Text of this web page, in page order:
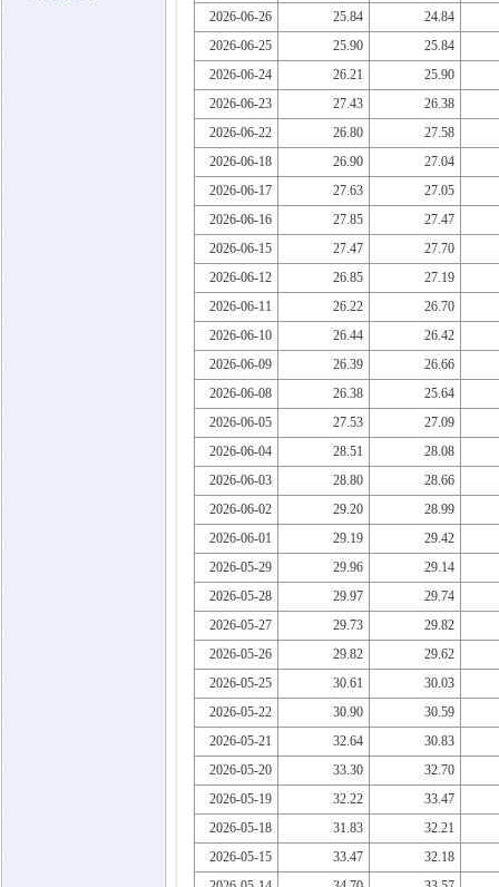
2026-06-26
25.84
24.84
2026-06-25
25.90
25.84
2026-06-24
26.21
25.90
2026-06-23
27.43
26.38
2026-06-22
26.80
27.58
2026-06-18
26.90
27.04
2026-06-17
27.63
27.05
2026-06-16
27.85
27.47
2026-06-15
27.47
27.70
2026-06-12
26.85
27.19
2026-06-11
26.22
26.70
2026-06-10
26.44
26.42
2026-06-09
26.39
26.66
2026-06-08
26.38
25.64
2026-06-05
27.53
27.09
2026-06-04
28.51
28.08
2026-06-03
28.80
28.66
2026-06-02
29.20
28.99
2026-06-01
29.19
29.42
2026-05-29
29.96
29.14
2026-05-28
29.97
29.74
2026-05-27
29.73
29.82
2026-05-26
29.82
29.62
2026-05-25
30.61
30.03
2026-05-22
30.90
30.59
2026-05-21
32.64
30.83
2026-05-20
33.30
32.70
2026-05-19
32.22
33.47
2026-05-18
31.83
32.21
2026-05-15
33.47
32.18